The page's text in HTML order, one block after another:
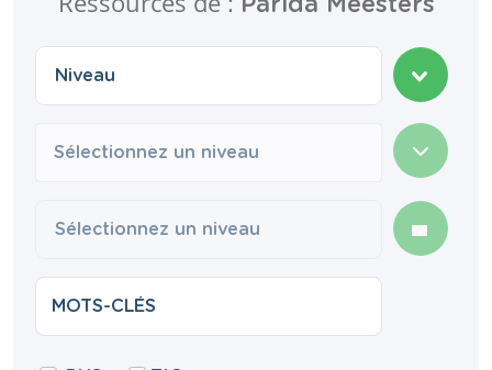
Parida Meesters
Sélectionnez un niveau